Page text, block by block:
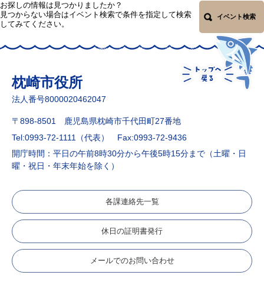
お探しの情報は見つかりましたか？
見つからない場合はイベント検索で条件を指定して検索
してみてください。
イベント検索
枕崎市役所
法人番号8000020462047
〒898-8501 鹿児島県枕崎市千代田町27番地
Tel:0993-72-1111（代表）
Fax:0993-72-9436
開庁時間：平日の午前8時30分から午後5時15分まで（土曜・日
曜・祝日・年末年始を除く）
各課連絡先一覧
休日の証明書発行
メールでのお問い合わせ